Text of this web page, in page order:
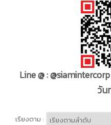
Line @ : @siamintercorp
วัน
เรียงตาม :